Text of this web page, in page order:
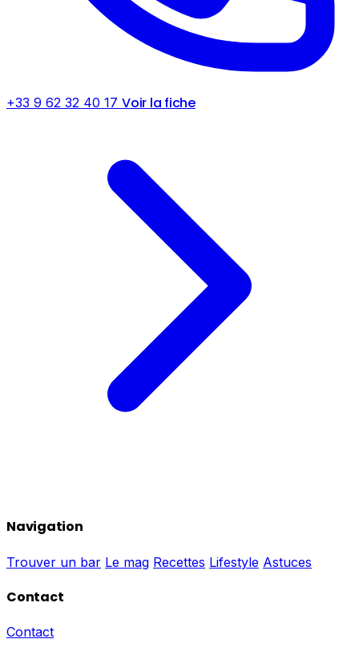
+33 9 62 32 40 17 Voir la fiche
Navigation
Trouver un bar Le mag Recettes Lifestyle Astuces
Contact
Contact